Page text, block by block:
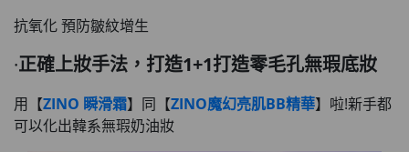
抗氧化 預防皺紋增生
·正確上妝手法，打造1+1打造零毛孔無瑕底妝
用【ZINO 瞬滑霜】同【ZINO魔幻亮肌BB精華】啦!新手都
可以化出韓系無瑕奶油妝